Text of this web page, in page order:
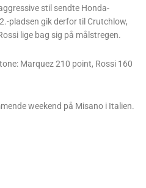
stil sendte Honda-
pladsen gik derfor til Crutchlow,
lige bag sig på målstregen.
Marquez 210 point, Rossi 160
weekend på Misano i Italien.